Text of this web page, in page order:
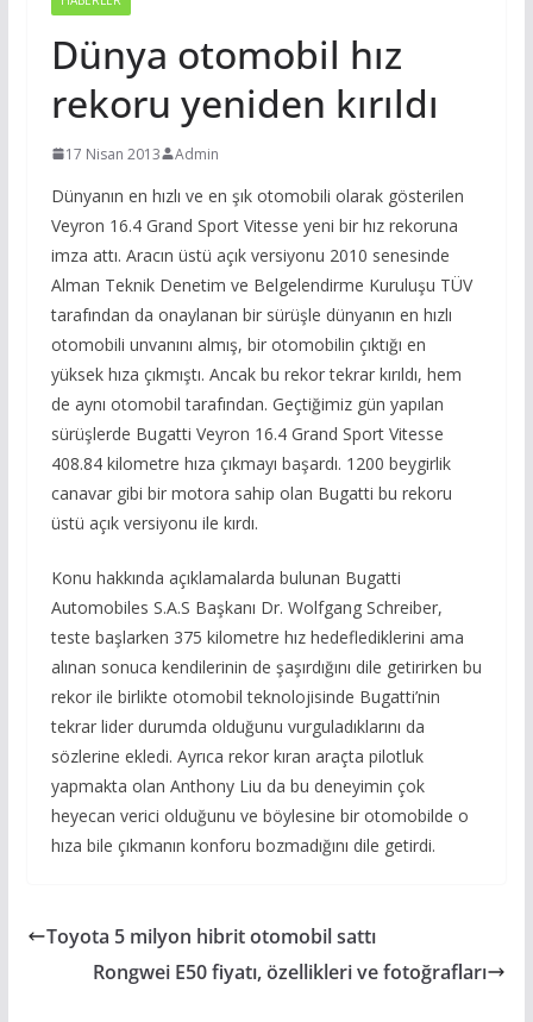
Dünya otomobil hız
rekoru yeniden kırıldı
17 Nisan 2013 Admin
Dünyanın en hızlı ve en şık otomobili olarak gösterilen
Veyron 16.4 Grand Sport Vitesse yeni bir hız rekoruna
imza attı. Aracın üstü açık versiyonu 2010 senesinde
Alman Teknik Denetim ve Belgelendirme Kuruluşu TÜV
tarafından da onaylanan bir sürüşle dünyanın en hızlı
otomobili unvanını almış, bir otomobilin çıktığı en
yüksek hıza çıkmıştı. Ancak bu rekor tekrar kırıldı, hem
de aynı otomobil tarafından. Geçtiğimiz gün yapılan
sürüşlerde Bugatti Veyron 16.4 Grand Sport Vitesse
408.84 kilometre hıza çıkmayı başardı. 1200 beygirlik
canavar gibi bir motora sahip olan Bugatti bu rekoru
üstü açık versiyonu ile kırdı.
Konu hakkında açıklamalarda bulunan Bugatti
Automobiles S.A.S Başkanı Dr. Wolfgang Schreiber,
teste başlarken 375 kilometre hız hedeflediklerini ama
alınan sonuca kendilerinin de şaşırdığını dile getirirken bu
rekor ile birlikte otomobil teknolojisinde Bugatti’nin
tekrar lider durumda olduğunu vurguladıklarını da
sözlerine ekledi. Ayrıca rekor kıran araçta pilotluk
yapmakta olan Anthony Liu da bu deneyimin çok
heyecan verici olduğunu ve böylesine bir otomobilde o
hıza bile çıkmanın konforu bozmadığını dile getirdi.
Toyota 5 milyon hibrit otomobil sattı
Rongwei E50 fiyatı, özellikleri ve fotoğrafları